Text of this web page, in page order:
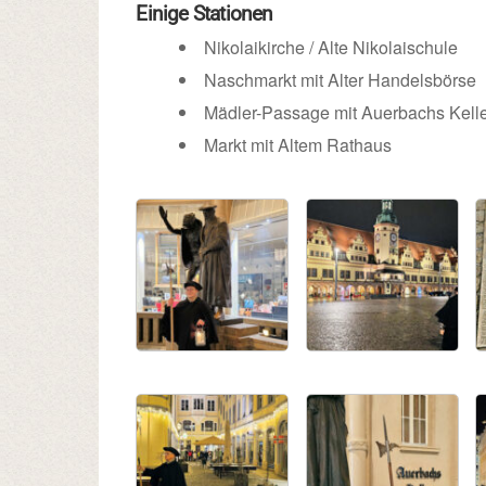
Einige Stationen
Nikolaikirche / Alte Nikolaischule
Naschmarkt mit Alter Handelsbörse
Mädler-Passage mit Auerbachs
Markt mit Altem Rathaus